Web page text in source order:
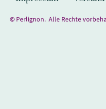
© Perlignon. Alle Rechte